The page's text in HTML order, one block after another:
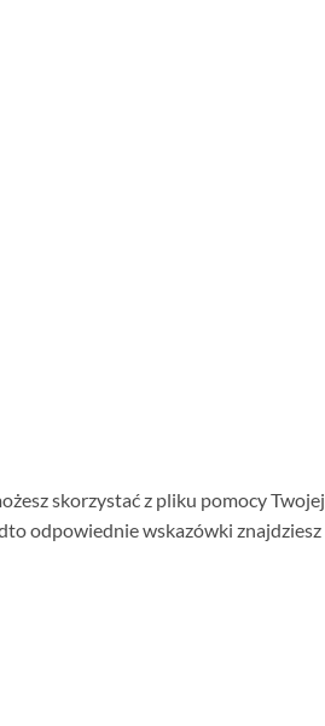
skorzystać z pliku pomocy Twojej
odpowiednie wskazówki znajdziesz